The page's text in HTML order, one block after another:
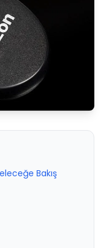
Bakış